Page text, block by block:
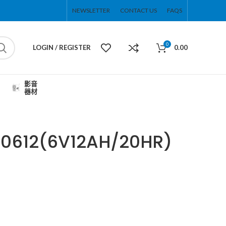
NEWSLETTER CONTACT US FAQS
LOGIN / REGISTER 0 0.00
影音
器材
20HR)